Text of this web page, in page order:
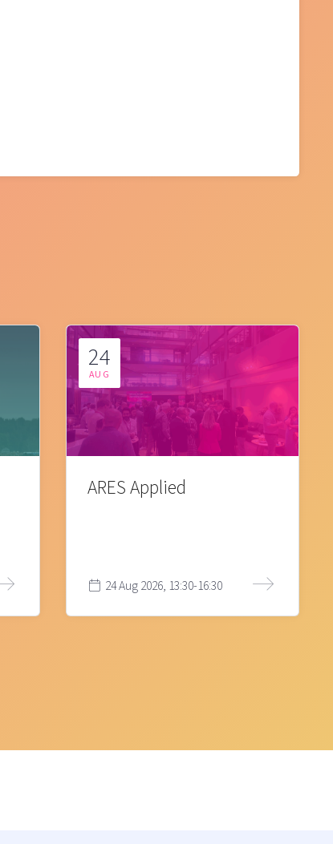
24
AUG
ARES Applied
24 Aug 2026, 13:30-16:30